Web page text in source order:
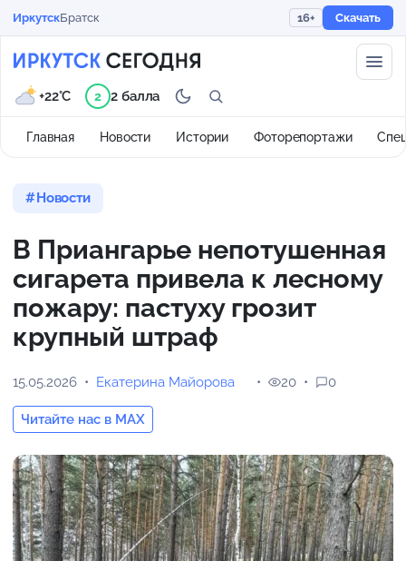
ИркутскБратск 16+ Скачать
Главная Новости Истории Фоторепортажи
+22°C 2 2 балла
Новости
В Приангарье непотушенная
сигарета привела к лесному
пожару: пастуху грозит
крупный штраф
15.05.2026 Екатерина Майорова
Читайте нас в MAX
20 0